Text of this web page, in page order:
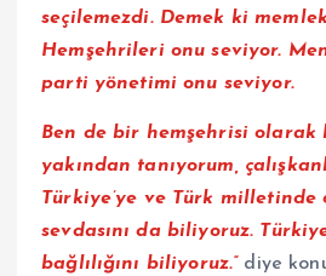
seçilemezdi. Demek ki
Hemşehrileri onu seviyor.
parti yönetimi onu seviyor.
Ben de bir hemşehrisi olarak
yakından tanıyorum,
Türkiye’ye ve Türk
sevdasını da biliyoruz.
bağlılığını biliyoruz.” diye